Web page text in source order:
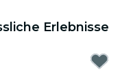
Erlebnisse